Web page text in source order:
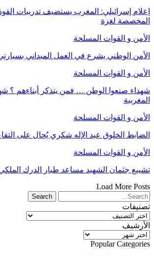
إعلام إسرائيلي: المغرب يستضيف تدريبات
المخصصة لغزة
الأمن و القوات المسلحة
الأمن الوطني يشرع في العمل الميداني
الأمن و القوات المسلحة
شهداء صنعوا الوطن … فمن يتذكر أبناءهم ؟
المغربية
الأمن و القوات المسلحة
الضابط الخلوق عبد الإله شكري يُحال على
الأمن و القوات المسلحة
تشييع جثمان الشهيد مساعد طيار الدرك
Load More Posts
تصنيفات
تصنيفات
الأرشيف
الأرشيف
Popular Categories